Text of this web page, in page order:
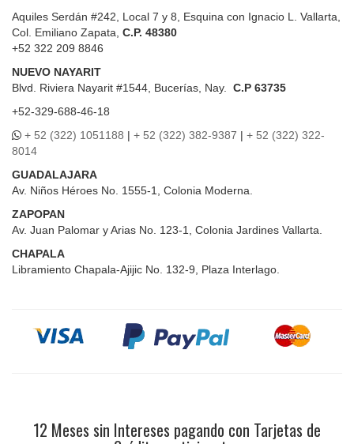
Aquiles Serdán #242, Local 7 y 8, Esquina con Ignacio L. Vallarta,
Col. Emiliano Zapata, C.P. 48380
+52 322 209 8846
NUEVO NAYARIT
Blvd.
Riviera Nayarit #1544, Bucerías, Nay. C.P 63735
+52-329-688-46-18
+ 52 (322) 1051188 | + 52 (322) 382-9387 | + 52 (322) 322-
8014
GUADALAJARA
Av. Niños Héroes No. 1555-1, Colonia Moderna.
ZAPOPAN
Av. Juan Palomar y Arias No. 123-1, Colonia Jardines Vallarta.
CHAPALA
Libramiento Chapala-Ajijic No. 132-9, Plaza Interlago.
12 Meses sin Intereses pagando con Tarjetas de